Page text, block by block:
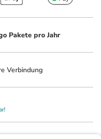
Pakete pro Jahr
Verbindung